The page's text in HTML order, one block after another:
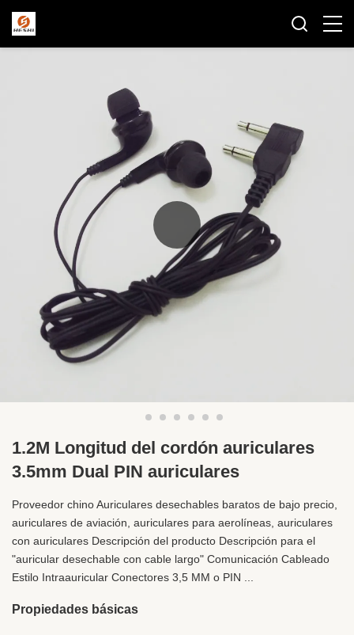
1.2M Longitud del cordón auriculares
3.5mm Dual PIN auriculares
Proveedor chino Auriculares desechables baratos de bajo precio,
auriculares de aviación, auriculares para aerolíneas, auriculares
con auriculares Descripción del producto Descripción para el
"auricular desechable con cable largo" Comunicación Cableado
Estilo Intraauricular Conectores 3,5 MM o PIN ...
Propiedades básicas